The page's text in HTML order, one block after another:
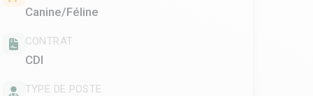
Canine/Féline
CONTRAT
CDI
TYPE DE POSTE